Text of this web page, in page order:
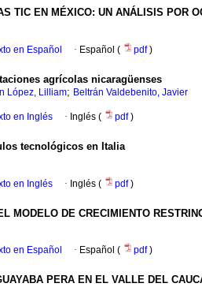
TIC EN MÉXICO: UN ANÁLISIS POR
en Español · Español ( pdf)
agrícolas nicaragüenses
López, Lilliam; Beltrán Valdebenito, Javier
en Inglés · Inglés ( pdf)
tecnológicos en Italia
en Inglés · Inglés ( pdf)
MODELO DE CRECIMIENTO
en Español · Español ( pdf)
PERA EN EL VALLE DEL